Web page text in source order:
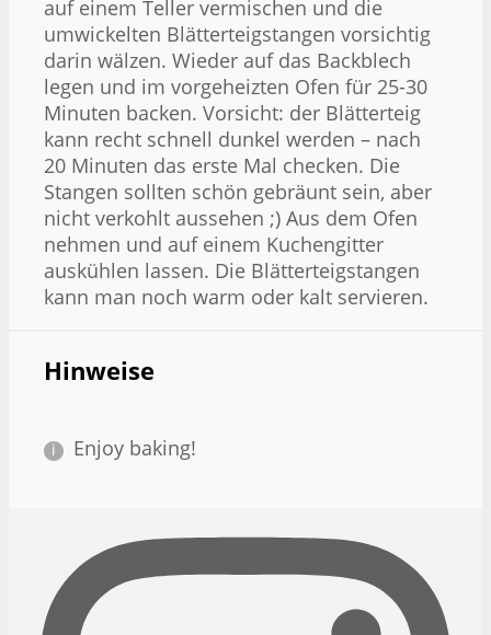
auf einem Teller vermischen und die
umwickelten Blätterteigstangen vorsichtig
darin wälzen. Wieder auf das Backblech
legen und im vorgeheizten Ofen für 25-30
Minuten backen. Vorsicht: der Blätterteig
kann recht schnell dunkel werden – nach
20 Minuten das erste Mal checken. Die
Stangen sollten schön gebräunt sein, aber
nicht verkohlt aussehen ;) Aus dem Ofen
nehmen und auf einem Kuchengitter
auskühlen lassen. Die Blätterteigstangen
kann man noch warm oder kalt servieren.
Hinweise
Enjoy baking!